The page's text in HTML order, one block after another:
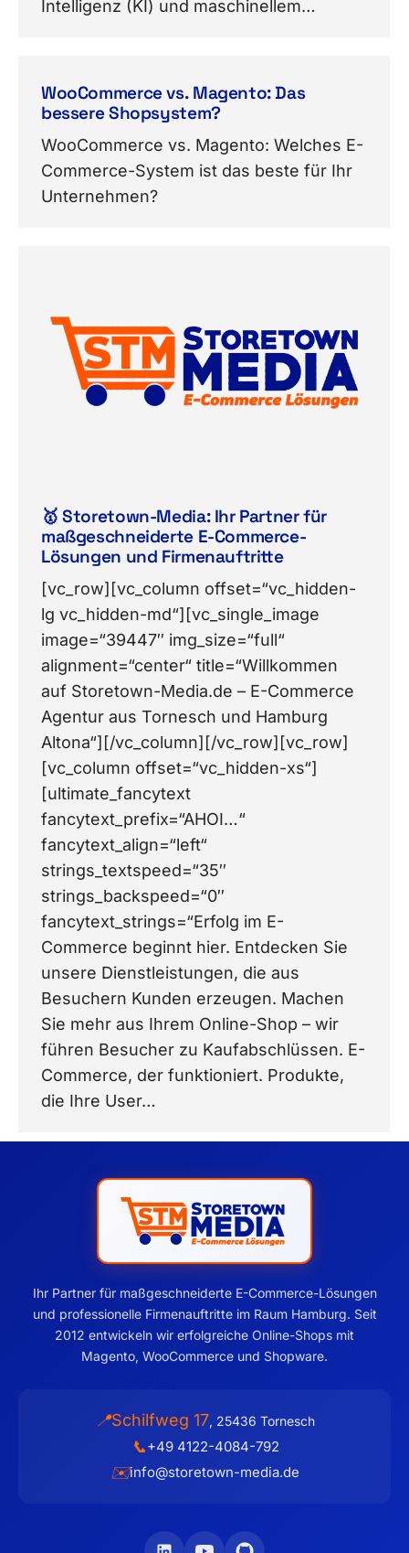
Intelligenz (KI) und maschinellem…
WooCommerce vs. Magento: Das
bessere Shopsystem?
WooCommerce vs. Magento: Welches E-
Commerce-System ist das beste für Ihr
Unternehmen?
🥇 Storetown-Media: Ihr Partner für
maßgeschneiderte E-Commerce-
Lösungen und Firmenauftritte
[vc_row][vc_column offset=“vc_hidden-
lg vc_hidden-md“][vc_single_image
image=“39447″ img_size=“full“
alignment=“center“ title=“Willkommen
auf Storetown-Media.de – E-Commerce
Agentur aus Tornesch und Hamburg
Altona“][/vc_column][/vc_row][vc_row]
[vc_column offset=“vc_hidden-xs“]
[ultimate_fancytext
fancytext_prefix=“AHOI…“
fancytext_align=“left“
strings_textspeed=“35″
strings_backspeed=“0″
fancytext_strings=“Erfolg im E-
Commerce beginnt hier. Entdecken Sie
unsere Dienstleistungen, die aus
Besuchern Kunden erzeugen. Machen
Sie mehr aus Ihrem Online-Shop – wir
führen Besucher zu Kaufabschlüssen. E-
Commerce, der funktioniert. Produkte,
die Ihre User…
Ihr Partner für maßgeschneiderte E-Commerce-Lösungen
und professionelle Firmenauftritte im Raum Hamburg. Seit
2012 entwickeln wir erfolgreiche Online-Shops mit
Magento, WooCommerce und Shopware.
📍Schilfweg 17, 25436 Tornesch
📞+49 4122-4084-792
✉️info@storetown-media.de